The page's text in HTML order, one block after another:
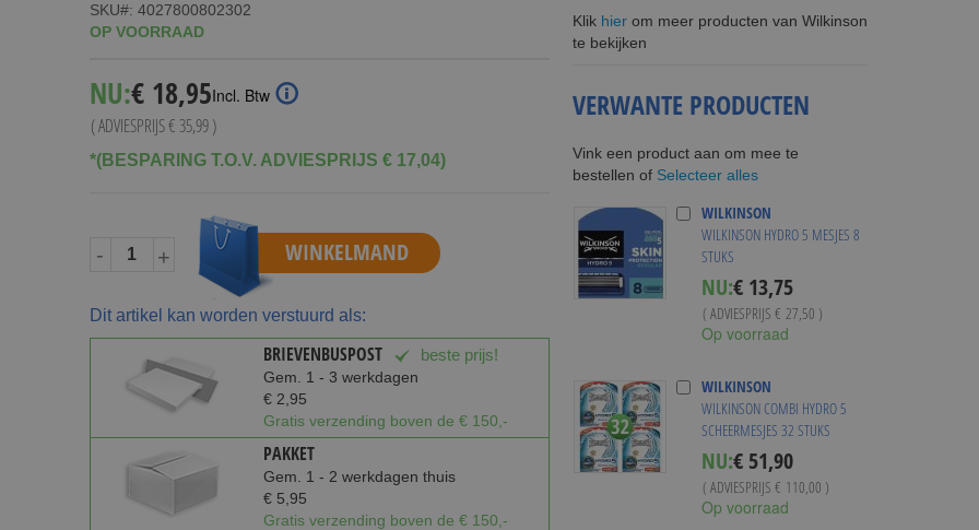
SKU
4027800802302
OP VOORRAAD
NU:Special
Price
€ 18,95Incl. Btw
( ADVIESPRIJS€ 35,99)
*(BESPARING T.O.V. ADVIESPRIJS € 17,04)
- + WINKELMAND
Dit artikel kan worden verstuurd als:
BRIEVENBUSPOST beste prijs!
Gem. 1 - 3 werkdagen
€ 2,95
Gratis verzending boven de € 150,-
PAKKET
Gem. 1 - 2 werkdagen thuis
€ 5,95
Gratis verzending boven de € 150,-
Klik hierom meer producten van Wilkinson
te bekijken
VERWANTE PRODUCTEN
Vink een product aan om mee te
bestellen of Selecteer alles
WILKINSON
WILKINSON HYDRO 5 MESJES 8
STUKS
NU:Special
Price
€ 13,75
( ADVIESPRIJS € 27,50 )
Op voorraad
WILKINSON
WILKINSON COMBI HYDRO 5
SCHEERMESJES 32 STUKS
NU:Special
Price
€ 51,90
( ADVIESPRIJS € 110,00 )
Op voorraad